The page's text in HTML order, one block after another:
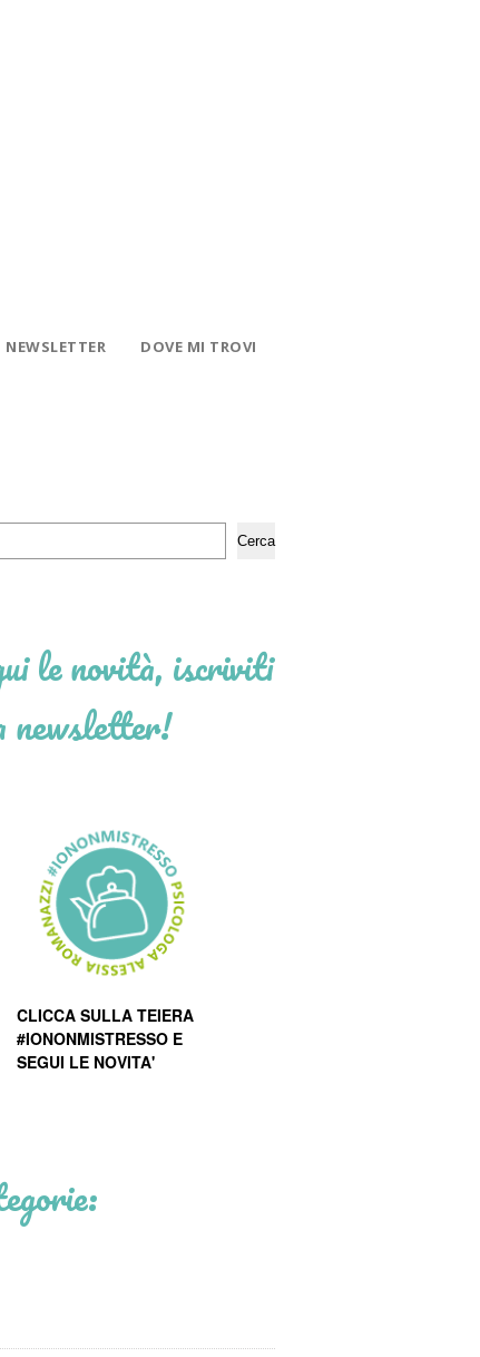
NEWSLETTER DOVE MI TROVI
Cerca
le novità, iscriviti
newsletter!
CLICCA SULLA TEIERA
#IONONMISTRESSO E
SEGUI LE NOVITA'